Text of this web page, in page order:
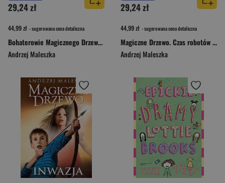
29,24 zł
44,99 zł - sugerowana cena detaliczna
Bohaterowie Magicznego Drzewa. Stwór [wydanie 2024]
Andrzej Maleszka
29,24 zł
44,99 zł - sugerowana cena detaliczna
Magiczne Drzewo. Czas robotów [wydanie 2024]
Andrzej Maleszka